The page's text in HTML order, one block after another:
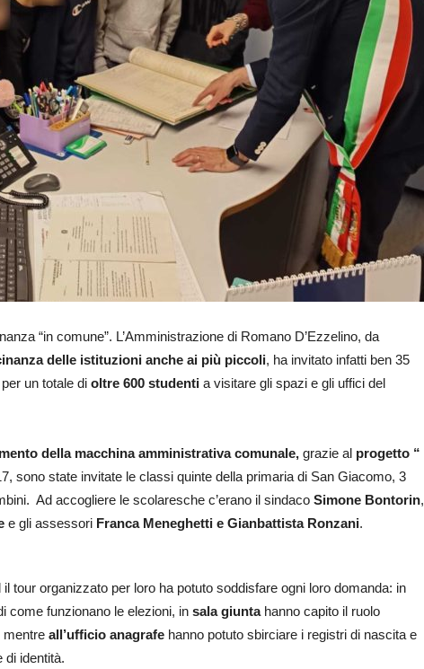
“in comune”. L’Amministrazione di Romano D’Ezzelino, da
delle istituzioni anche ai più piccoli, ha invitato infatti ben 35
un totale di oltre 600 studenti a visitare gli spazi e gli uffici del
della macchina amministrativa comunale, grazie al progetto “
sono state invitate le classi quinte della primaria di San Giacomo, 3
Ad accogliere le scolaresche c’erano il sindaco Simone Bontorin,
e gli assessori Franca Meneghetti e Gianbattista Ronzani.
tour organizzato per loro ha potuto soddisfare ogni loro domanda: in
come funzionano le elezioni, in sala giuntahanno capito il ruolo
mentre all’ufficio anagrafe hanno potuto sbirciare i registri di nascita e
di identità.